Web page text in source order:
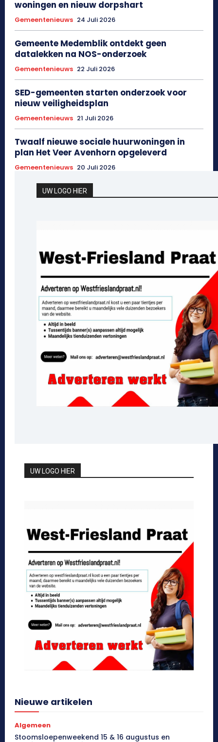
woningen en nieuw dorpshart
Gemeentenieuws 24 Juli 2026
Gemeente Medemblik ontdekt geen
datalekken na NOS-onderzoek
Gemeentenieuws 22 Juli 2026
SED-gemeenten starten onderzoek voor
nieuw veiligheidsplan
Gemeentenieuws 21 Juli 2026
Twaalf nieuwe sociale huurwoningen in
plan Het Veer Avenhorn opgeleverd
Gemeentenieuws 20 Juli 2026
UW LOGO HIER
UW LOGO HIER
Nieuwe artikelen
Algemeen
Stoomsloepenweekend 15 & 16 augustus en